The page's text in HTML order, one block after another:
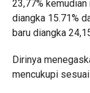
23,77%
diangka 15.71%
baru diangka
Dirinya
mencukupi